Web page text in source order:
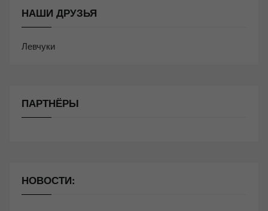
НАШИ ДРУЗЬЯ
Левчуки
ПАРТНЁРЫ
НОВОСТИ: